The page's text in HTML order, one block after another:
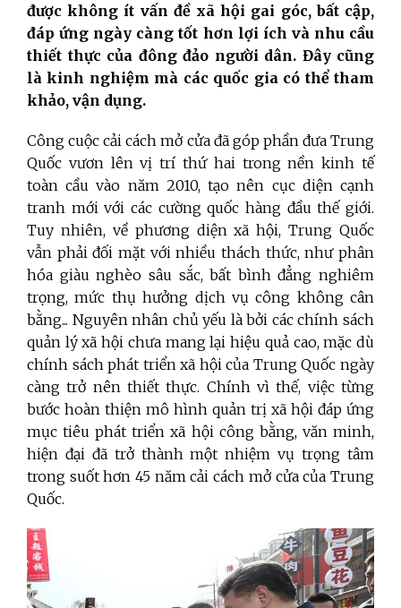
được không ít vấn đề xã hội gai góc, bất cập,
đáp ứng ngày càng tốt hơn lợi ích và nhu cầu
thiết thực của đông đảo người dân. Đây cũng
là kinh nghiệm mà các quốc gia có thể tham
khảo, vận dụng.
Công cuộc cải cách mở cửa đã góp phần đưa Trung
Quốc vươn lên vị trí thứ hai trong nền kinh tế
toàn cầu vào năm 2010, tạo nên cục diện cạnh
tranh mới với các cường quốc hàng đầu thế giới.
Tuy nhiên, về phương diện xã hội, Trung Quốc
vẫn phải đối mặt với nhiều thách thức, như phân
hóa giàu nghèo sâu sắc, bất bình đẳng nghiêm
trọng, mức thụ hưởng dịch vụ công không cân
bằng... Nguyên nhân chủ yếu là bởi các chính sách
quản lý xã hội chưa mang lại hiệu quả cao, mặc dù
chính sách phát triển xã hội của Trung Quốc ngày
càng trở nên thiết thực. Chính vì thế, việc từng
bước hoàn thiện mô hình quản trị xã hội đáp ứng
mục tiêu phát triển xã hội công bằng, văn minh,
hiện đại đã trở thành một nhiệm vụ trọng tâm
trong suốt hơn 45 năm cải cách mở cửa của Trung
Quốc.